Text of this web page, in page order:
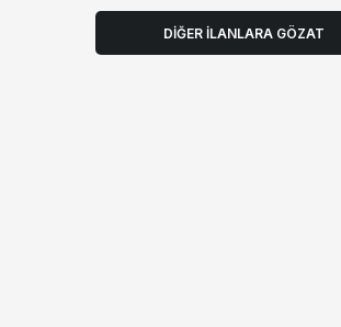
DIĞER İLANLARA GÖZAT